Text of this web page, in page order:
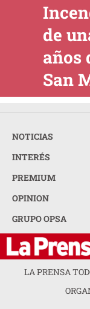
de
años
San
NOTICIAS
INTERÉS
PREMIUM
OPINION
GRUPO OPSA
LA PRENSA